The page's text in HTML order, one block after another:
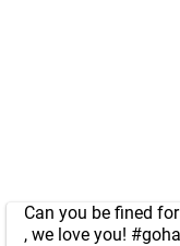
Can you be fined
, we love you!